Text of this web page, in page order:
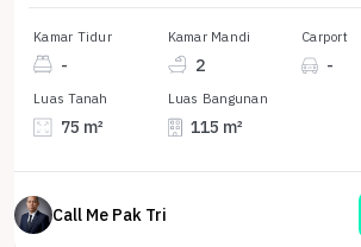
Kamar Tidur
-
Kamar Mandi
2
Carport
-
Luas Tanah
75 m²
Luas Bangunan
115 m²
Call Me Pak Tri